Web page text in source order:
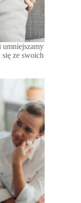
umniejszamy
ze swoich